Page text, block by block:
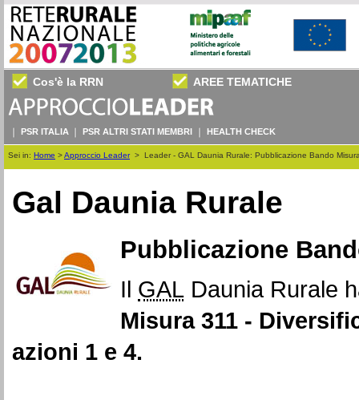
Cos'è la RRN AREE TEMATICHE
PSR ITALIA PSR ALTRI STATI MEMBRI HEALTH CHECK
Sei in: Home >Approccio Leader> Leader - GAL Daunia Rurale: Pubblicazione Bando
Gal Daunia Rurale
Pubblicazione
Il GAL Daunia Rurale
Misura 311 -
azioni 1 e 4.